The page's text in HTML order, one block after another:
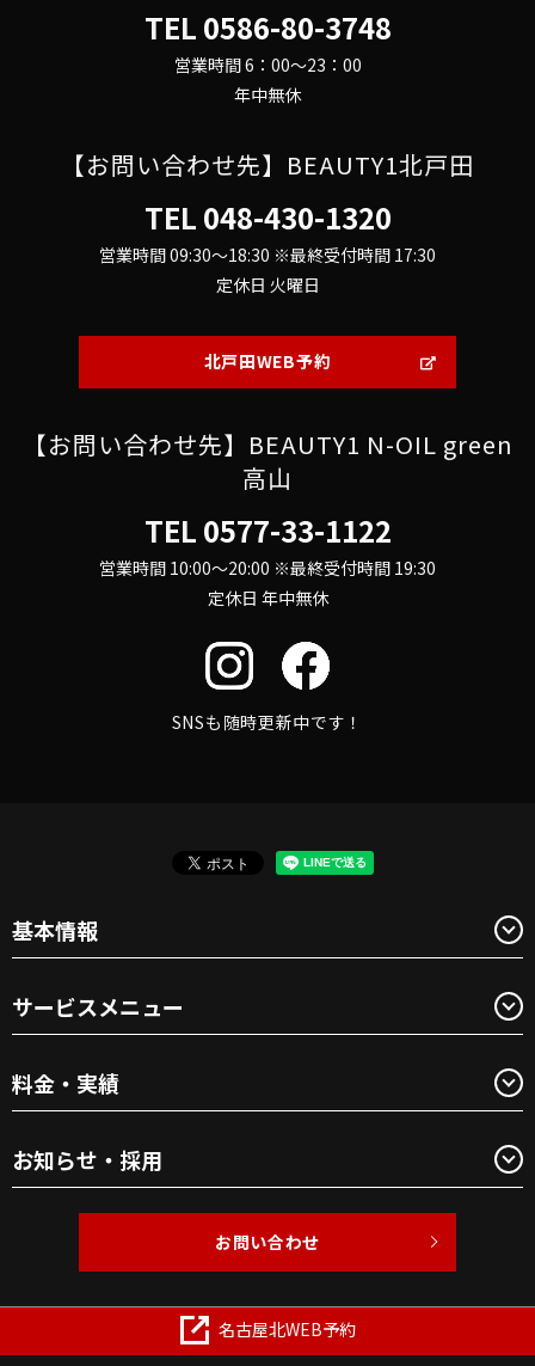
TEL 0586-80-3748
営業時間 6：00～23：00
年中無休
【お問い合わせ先】BEAUTY1北戸田
TEL 048-430-1320
営業時間 09:30～18:30 ※最終受付時間 17:30
定休日 火曜日
北戸田WEB予約
【お問い合わせ先】BEAUTY1 N-OIL green
高山
TEL 0577-33-1122
営業時間 10:00～20:00 ※最終受付時間 19:30
定休日 年中無休
SNSも随時更新中です！
名古屋北WEB予約
基本情報
サービスメニュー
料金・実績
お知らせ・採用
お問い合わせ
Copyright © BEAUTY1 All Rights Reserved.
【掲載の記事・写真・イラストなどの無断複写・転載を禁じま